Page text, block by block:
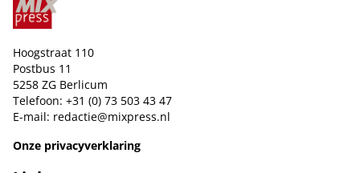
Hoogstraat 110
Postbus 11
5258 ZG Berlicum
Telefoon: +31 (0) 73 503 43 47
E-mail: redactie@mixpress.nl
Onze privacyverklaring